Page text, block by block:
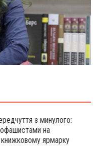
з минулого:
на
ярмарку